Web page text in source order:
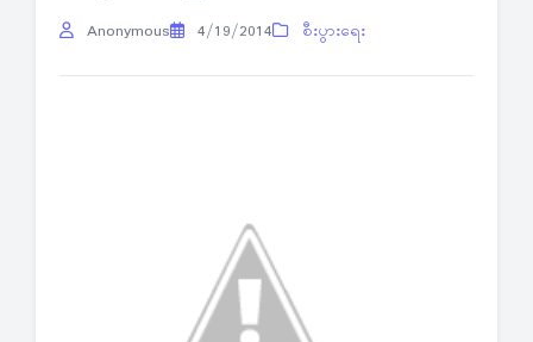
Anonymous 4/19/2014 စီးပွားရေး